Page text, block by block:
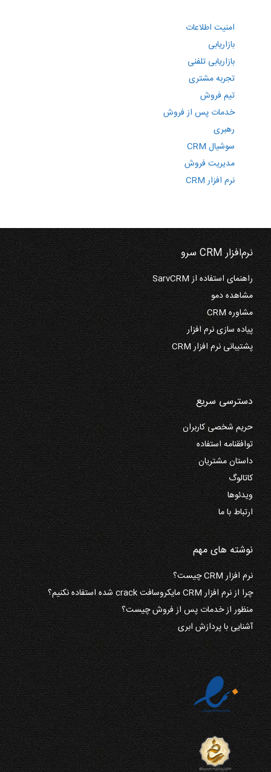
امنیت اطلاعات
بازاریابی
بازاریابی تلفنی
تجربه مشتری
تیم فروش
خدمات پس از فروش
رهبری
سوشیال CRM
مدیریت فروش
نرم افزار CRM
نرم‌افزار CRM سرو
راهنمای استفاده از SarvCRM
مشاهده دمو
مشاوره CRM
پیاده سازی نرم افزار
پشتیبانی نرم افزار CRM
دسترسی سریع
حریم شخصی کاربران
توافقنامه استفاده
داستان مشتریان
کاتالوگ
ویدئوها
ارتباط با ما
نوشته های مهم
نرم افزار CRM چیست؟
چرا از نرم افزار CRM مایکروسافت crack شده استفاده نکنیم؟
منظور از خدمات پس از فروش چیست؟
آشنایی با پردازش ابری